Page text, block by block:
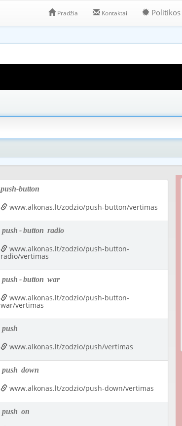
Pradžia Kontaktai Politikos
push-button
www.alkonas.lt/zodzio/push-button/vertimas
push -button radio
www.alkonas.lt/zodzio/push-button-
radio/vertimas
push -button war
www.alkonas.lt/zodzio/push-button-
war/vertimas
push
www.alkonas.lt/zodzio/push/vertimas
push down
www.alkonas.lt/zodzio/push-down/vertimas
push on